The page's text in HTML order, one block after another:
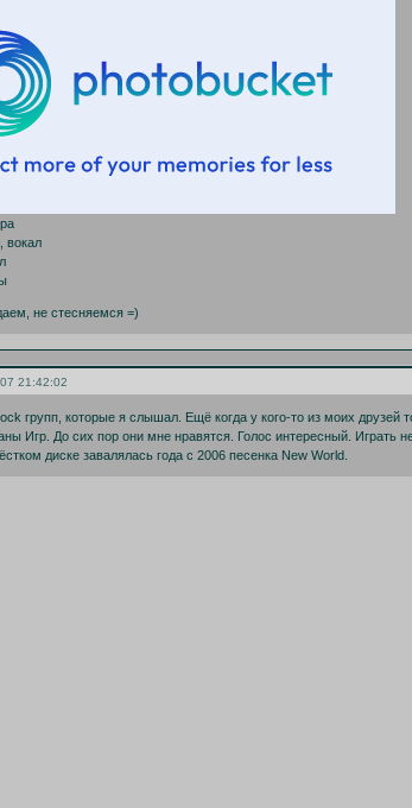
вокал
не стесняемся =)
21:42:02
групп, которые я слышал. Ещё когда у кого-то из моих друзей
Игр. До сих пор они мне нравятся. Голос интересный. Играть
диске завалялась года с 2006 песенка New World.